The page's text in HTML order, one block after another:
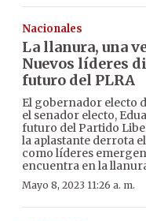
Nacionales
La llanura, una
Nuevos líderes
futuro del PLRA
El gobernador electo
el senador electo,
futuro del Partido
la aplastante derrota
como líderes
encuentra en la
Mayo 8, 2023 11:26 a. m.